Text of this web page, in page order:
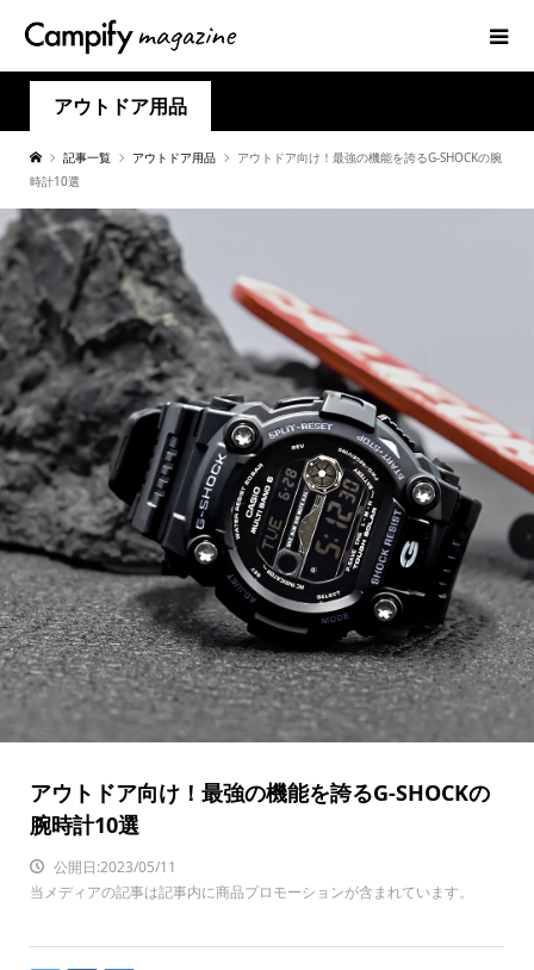
アウトドア用品
記事一覧 アウトドア用品
アウトドア向け！最強の機能を誇るG-SHOCKの腕
時計10選
アウトドア向け！最強の機能を誇るG-SHOCKの
腕時計10選
公開日:2023/05/11
当メディアの記事は記事内に商品プロモーションが含まれています。